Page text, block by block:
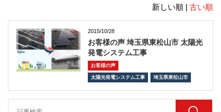
新しい順 | 古い順
2015/10/28
お客様の声 埼玉県東松山市 太陽光
発電システム工事
お客様の声
太陽光発電システム工事 埼玉県東松山市